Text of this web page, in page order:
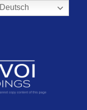
Deutsch